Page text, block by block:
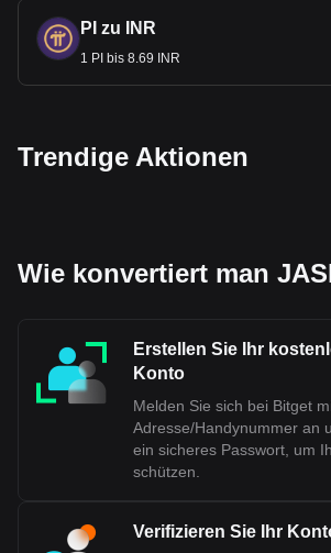
PI zu INR
1 PI bis 8.69 INR
Trendige Aktionen
Wie konvertiert man
Erstellen Sie Ihr
Konto
Melden Sie sich bei Bitget
Adresse/Handynummer an
ein sicheres Passwort, um
schützen.
Verifizieren Sie Ihr